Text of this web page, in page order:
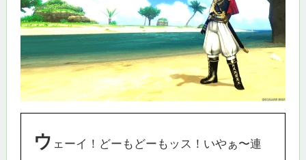
ウ ェーイ！どーもどーもッス！いやぁ〜連